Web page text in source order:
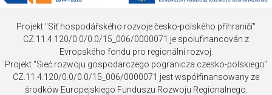
Projekt "Síť hospodářského rozvoje česko-polského příhraničí"
CZ.11.4.120/0.0/0.0/15_006/0000071 je spolufinancován z
Evropského fondu pro regionální rozvoj.
Projekt "Sieć rozwoju gospodarczego pogranicza czesko-polskiego"
CZ.11.4.120/0.0/0.0/15_006/0000071 jest współfinansowany ze
środków Europejskiego Funduszu Rozwoju Regionalnego.